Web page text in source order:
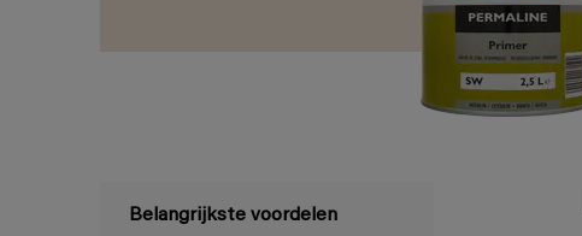
Belangrijkste voordelen